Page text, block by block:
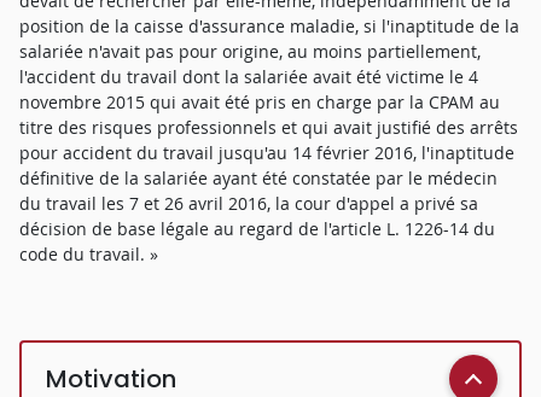
position de la caisse d'assurance maladie, si l'inaptitude de la
salariée n'avait pas pour origine, au moins partiellement,
l'accident du travail dont la salariée avait été victime le 4
novembre 2015 qui avait été pris en charge par la CPAM au
titre des risques professionnels et qui avait justifié des arrêts
pour accident du travail jusqu'au 14 février 2016, l'inaptitude
définitive de la salariée ayant été constatée par le médecin
du travail les 7 et 26 avril 2016, la cour d'appel a privé sa
décision de base légale au regard de l'article L. 1226-14 du
code du travail. »
Motivation